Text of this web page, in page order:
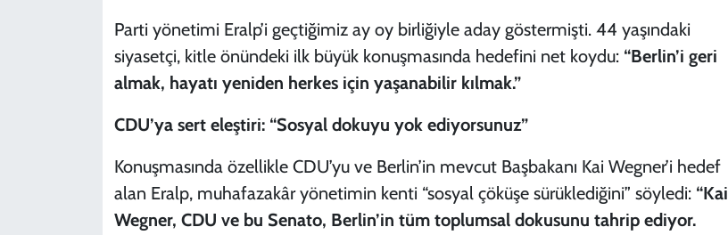
Parti yönetimi Eralp’i geçtiğimiz ay oy birliğiyle aday göstermişti. 44 yaşındaki
siyasetçi, kitle önündeki ilk büyük konuşmasında hedefini net koydu: “Berlin’i geri
almak, hayatı yeniden herkes için yaşanabilir kılmak.”
CDU’ya sert eleştiri: “Sosyal dokuyu yok ediyorsunuz”
Konuşmasında özellikle CDU’yu ve Berlin’in mevcut Başbakanı Kai Wegner’i hedef
alan Eralp, muhafazakâr yönetimin kenti “sosyal çöküşe sürüklediğini” söyledi: “Kai
Wegner, CDU ve bu Senato, Berlin’in tüm toplumsal dokusunu tahrip ediyor.